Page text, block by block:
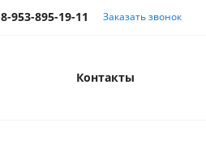
8-953-895-19-11 Заказать звонок
Контакты